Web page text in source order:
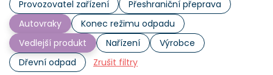
Provozovatel zařízení
Přeshraniční přeprava
Autovraky
Konec režimu odpadu
Vedlejší produkt
Nařízení
Výrobce
Dřevní odpad
Zrušit filtry